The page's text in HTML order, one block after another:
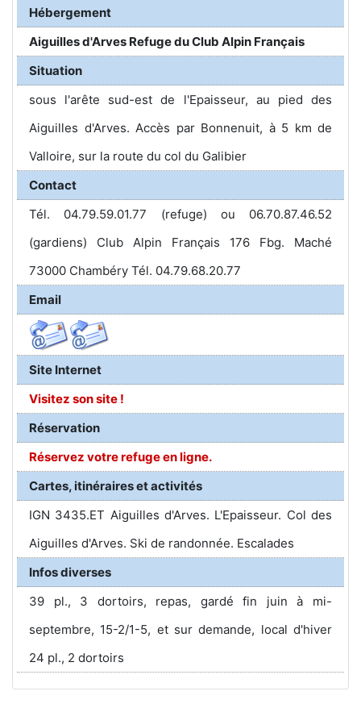
Hébergement
Aiguilles d'Arves Refuge du Club Alpin Français
Situation
sous l'arête sud-est de l'Epaisseur, au pied des
Aiguilles d'Arves. Accès par Bonnenuit, à 5 km de
Valloire, sur la route du col du Galibier
Contact
Tél. 04.79.59.01.77 (refuge) ou 06.70.87.46.52
(gardiens) Club Alpin Français 176 Fbg. Maché
73000 Chambéry Tél. 04.79.68.20.77
Email
Site Internet
Visitez son site !
Réservation
Réservez votre refuge en ligne.
Cartes, itinéraires et activités
IGN 3435.ET Aiguilles d'Arves. L'Epaisseur. Col des
Aiguilles d'Arves. Ski de randonnée. Escalades
Infos diverses
39 pl., 3 dortoirs, repas, gardé fin juin à mi-
septembre, 15-2/1-5, et sur demande, local d'hiver
24 pl., 2 dortoirs